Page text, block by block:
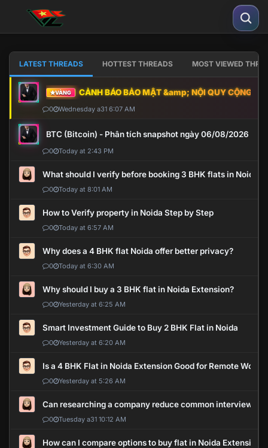
LATEST THREADS HOTTEST THREADS MOST VIEWED
VÀNG CẢNH BÁO BẢO MẬT &amp; NỘI QUY CỘNG
0 Wednesday a31 6:07 AM
BTC (Bitcoin) - Phân tích snapshot ngày 06/08/2026
0 Today at 2:43 PM
What should I verify before booking 3 BHK flats in Noida?
0 Today at 8:01 AM
How to Verify property in Noida Step by Step
0 Today at 6:57 AM
Why does a 4 BHK flat Noida offer better privacy?
0 Today at 6:30 AM
Why should I buy a 3 BHK flat in Noida Extension?
0 Yesterday at 6:25 AM
Smart Investment Guide to Buy 2 BHK Flat in Noida
0 Yesterday at 6:20 AM
Is a 4 BHK Flat in Noida Extension Good for Remote Work?
0 Yesterday at 5:26 AM
Can researching a company reduce common interview
0 Tuesday a31 10:12 AM
How can I compare options to buy flat in Noida Extension?